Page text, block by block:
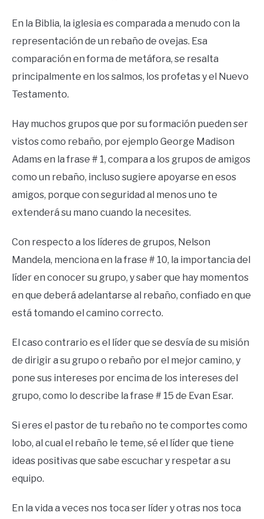
En la Biblia, la iglesia es comparada a menudo con la
representación de un rebaño de ovejas. Esa
comparación en forma de metáfora, se resalta
principalmente en los salmos, los profetas y el Nuevo
Testamento.
Hay muchos grupos que por su formación pueden ser
vistos como rebaño, por ejemplo George Madison
Adams en la frase # 1, compara a los grupos de amigos
como un rebaño, incluso sugiere apoyarse en esos
amigos, porque con seguridad al menos uno te
extenderá su mano cuando la necesites.
Con respecto a los líderes de grupos, Nelson
Mandela, menciona en la frase # 10, la importancia del
líder en conocer su grupo, y saber que hay momentos
en que deberá adelantarse al rebaño, confiado en que
está tomando el camino correcto.
El caso contrario es el líder que se desvía de su misión
de dirigir a su grupo o rebaño por el mejor camino, y
pone sus intereses por encima de los intereses del
grupo, como lo describe la frase # 15 de Evan Esar.
Si eres el pastor de tu rebaño no te comportes como
lobo, al cual el rebaño le teme, sé el líder que tiene
ideas positivas que sabe escuchar y respetar a su
equipo.
En la vida a veces nos toca ser líder y otras nos toca